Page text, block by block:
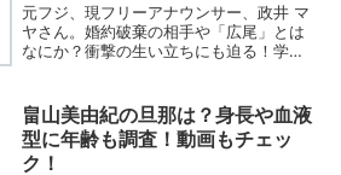
元フジ、現フリーアナウンサー、政井 マ
ヤさん。婚約破棄の相手や「広尾」とは
なにか？衝撃の生い立ちにも迫る！学歴
畠山美由紀の旦那は？身長や血液
型に年齢も調査！動画もチェッ
ク！